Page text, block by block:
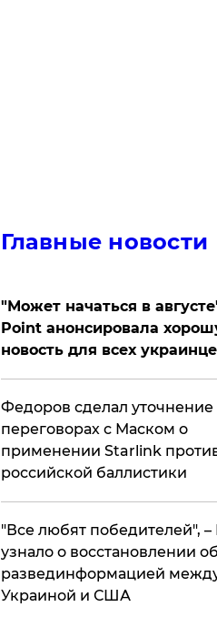
Главные новости
"Может начаться в
Point анонсировала
новость для всех
Федоров сделал уточнение
переговорах с Маском о
применении Starlink
российской баллистики
​"Все любят победителей", –
узнало о восстановлении
развединформацией
Украиной и США